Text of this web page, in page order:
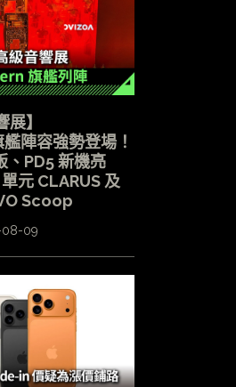
展】
陣容強勢登場！
、PD5 新機亮
元 CLARUS 及
Scoop
09